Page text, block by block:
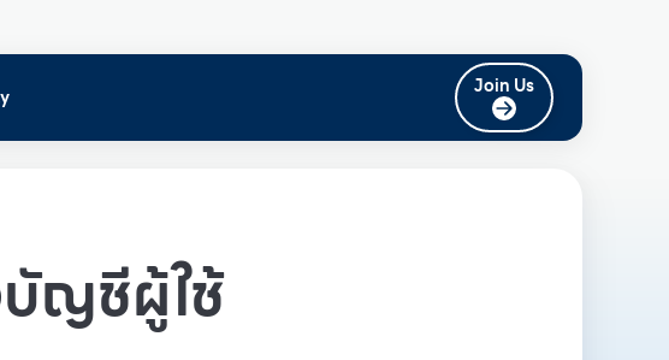
Join Us
บัญชีผู้ใช้